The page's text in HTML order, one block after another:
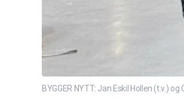
BYGGER NYTT: Jan Eskil Hollen (t.v.)